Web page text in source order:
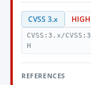
CVSS 3.x
CVSS:3.x/
H
REFERENCES